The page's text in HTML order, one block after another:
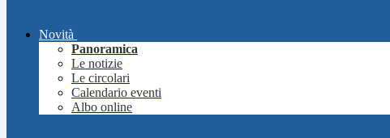
Novità
Panoramica
Le notizie
Le circolari
Calendario eventi
Albo online